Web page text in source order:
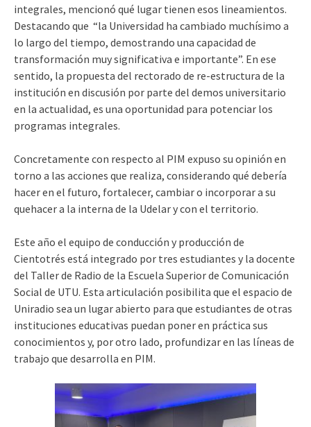
integrales, mencionó qué lugar tienen esos lineamientos.
Destacando que “la Universidad ha cambiado muchísimo a
lo largo del tiempo, demostrando una capacidad de
transformación muy significativa e importante”. En ese
sentido, la propuesta del rectorado de re-estructura de la
institución en discusión por parte del demos universitario
en la actualidad, es una oportunidad para potenciar los
programas integrales.
Concretamente con respecto al PIM expuso su opinión en
torno a las acciones que realiza, considerando qué debería
hacer en el futuro, fortalecer, cambiar o incorporar a su
quehacer a la interna de la Udelar y con el territorio.
Este año el equipo de conducción y producción de
Cientotrés está integrado por tres estudiantes y la docente
del Taller de Radio de la Escuela Superior de Comunicación
Social de UTU. Esta articulación posibilita que el espacio de
Uniradio sea un lugar abierto para que estudiantes de otras
instituciones educativas puedan poner en práctica sus
conocimientos y, por otro lado, profundizar en las líneas de
trabajo que desarrolla en PIM.